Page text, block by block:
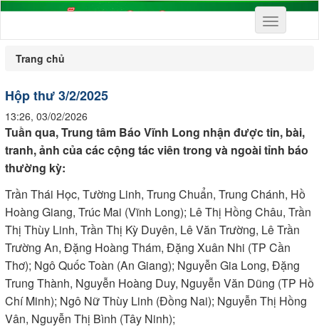
Toggle
navigation
Trang chủ
Hộp thư 3/2/2025
13:26, 03/02/2026
Tuần qua, Trung tâm Báo Vĩnh Long nhận được tin, bài,
tranh, ảnh của các cộng tác viên trong và ngoài tỉnh báo
thường kỳ:
Trần Thái Học, Tường Linh, Trung Chuẩn, Trung Chánh, Hồ
Hoàng Giang, Trúc Mai (Vĩnh Long); Lê Thị Hồng Châu, Trần
Thị Thùy Linh, Trần Thị Kỳ Duyên, Lê Văn Trường, Lê Trần
Trường An, Đặng Hoàng Thám, Đặng Xuân Nhi (TP Cần
Thơ); Ngô Quốc Toàn (An Giang); Nguyễn Gia Long, Đặng
Trung Thành, Nguyễn Hoàng Duy, Nguyễn Văn Dũng (TP Hồ
Chí Minh); Ngô Nữ Thùy Linh (Đồng Nai); Nguyễn Thị Hồng
Vân, Nguyễn Thị Bình (Tây Ninh);